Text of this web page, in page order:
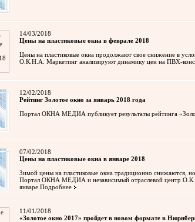
14/03/2018
Цены на пластиковые окна в феврале 2018
Цены на пластиковые окна продолжают свое снижение в
О.К.Н.А. Маркетинг анализируют динамику цен на ПВХ-
12/02/2018
Рейтинг Золотое окно за январь 2018 года
Портал ОКНА МЕДИА публикует результаты рейтинга
07/02/2018
Цены на пластиковые окна в январе 2018
Зимой цены на пластиковые окна традиционно снижаются,
Портал ОКНА МЕДИА и независимый отраслевой центр
январе. Подробнее
11/01/2018
«Золотое окно 2017» пройдет в новом формате в